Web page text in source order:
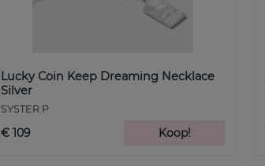
Lucky Coin Keep Dreaming Necklace
Silver
SYSTER P
€ 109 Koop!